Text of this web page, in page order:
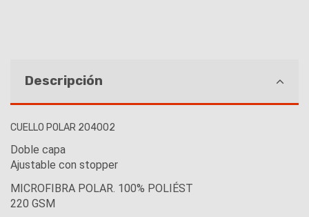
Descripción
CUELLO POLAR 204002
Doble capa
Ajustable con stopper
MICROFIBRA POLAR. 100% POLIÉST
220 GSM